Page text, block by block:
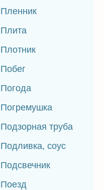
Пленник
Плита
Плотник
Побег
Погода
Погремушка
Подзорная труба
Подливка, соус
Подсвечник
Поезд